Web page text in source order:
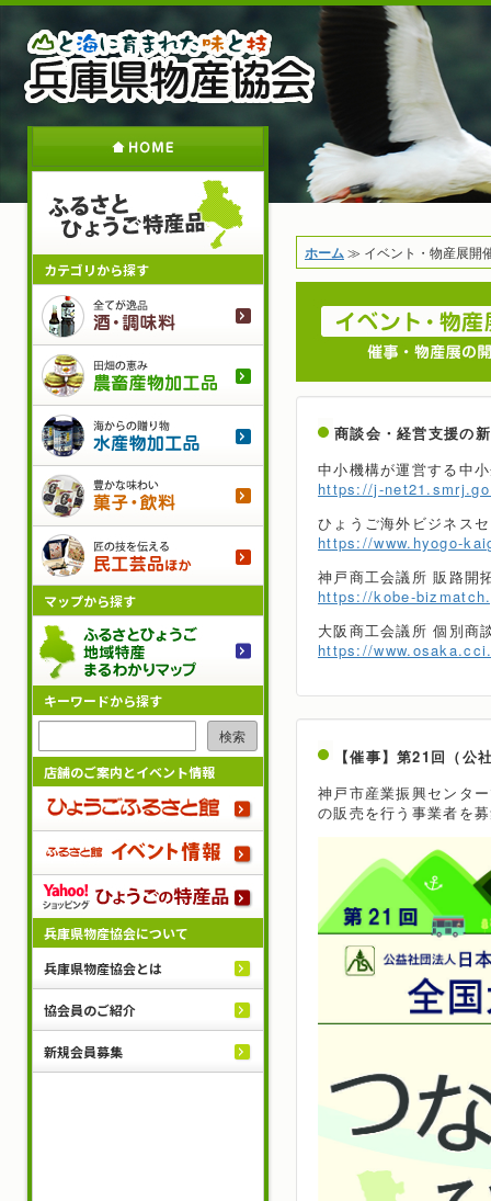
ツ
に
カテゴリから探す
酒・調
農畜産
水産物
菓子・
民工芸
マップから探す
ふるさ
キーワードから探す
検索
店舗のご案内とイベント情報
ひょ
ふる
兵庫県物産協会について
兵庫県物産協会とは
協会員のご紹介
新規会員募集
現
在
ホーム≫ イベント・物産展開
商談会・経営支援の
中小機構が運営する中
https://j-
ひょうご海外ビジネス
https://www.hyogo-
神戸商工会議所 販路開
https://kobe-
大阪商工会議所 個別商
https://
【催事】第21回（
神戸市産業振興センタ
の販売を行う事業者を